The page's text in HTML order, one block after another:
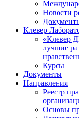
Новости
Клевер
«Клевер
лучшие
Курсы
Документы
Направления
Реестр
Основы